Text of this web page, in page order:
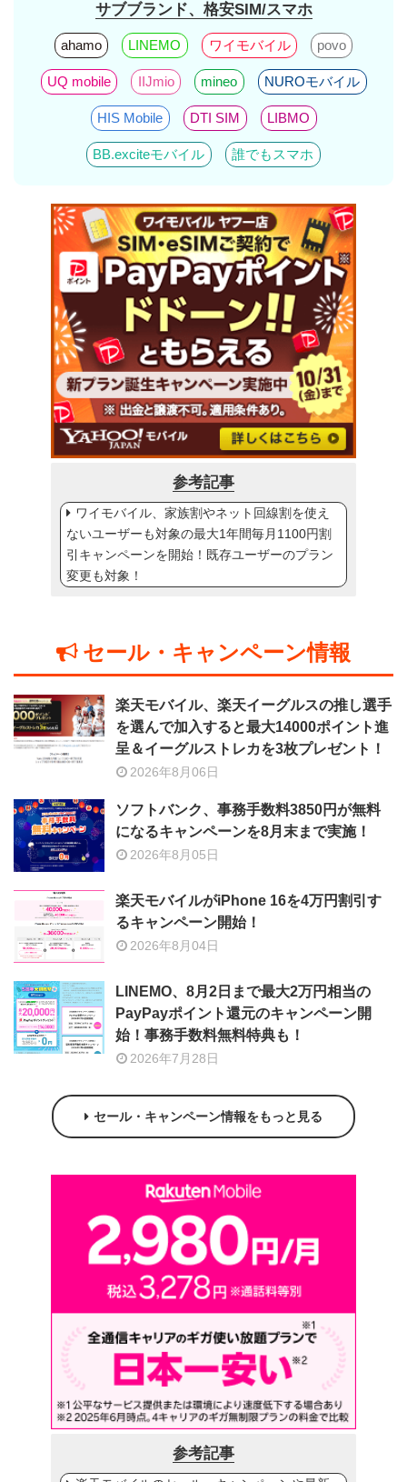
サブブランド、格安SIM/スマホ
ahamo LINEMO ワイモバイル povo
UQ mobile IIJmio mineo NUROモバイル
HIS Mobile DTI SIM LIBMO
BB.exciteモバイル 誰でもスマホ
参考記事
ワイモバイル、家族割やネット回線割を使え
ないユーザーも対象の最大1年間毎月1100円割
引キャンペーンを開始！既存ユーザーのプラン
変更も対象！
セール・キャンペーン情報
楽天モバイル、楽天イーグルスの推し選手
を選んで加入すると最大14000ポイント進
呈＆イーグルストレカを3枚プレゼント！
2026年8月06日
ソフトバンク、事務手数料3850円が無料
になるキャンペーンを8月末まで実施！
2026年8月05日
楽天モバイルがiPhone 16を4万円割引す
るキャンペーン開始！
2026年8月04日
LINEMO、8月2日まで最大2万円相当の
PayPayポイント還元のキャンペーン開
始！事務手数料無料特典も！
2026年7月28日
セール・キャンペーン情報をもっと見る
参考記事